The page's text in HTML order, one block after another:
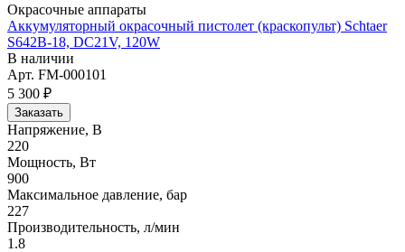
Окрасочные аппараты
Аккумуляторный окрасочный пистолет (краскопульт) Schtaer
S642B-18, DC21V, 120W
В наличии
Арт. FM-000101
5 300 ₽
Заказать
Напряжение, В
220
Мощность, Вт
900
Максимальное давление, бар
227
Производительность, л/мин
1.8